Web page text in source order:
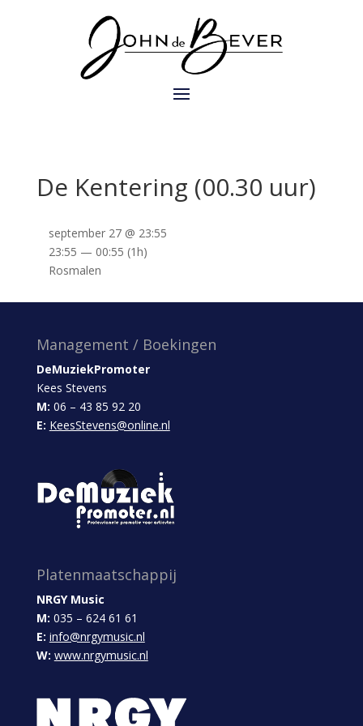
De Kentering (00.30 uur)
september 27 @ 23:55
23:55 — 00:55 (1h)
Rosmalen
Management / Boekingen
DeMuziekPromoter
Kees Stevens
M: 06 – 43 85 92 20
E: KeesStevens@online.nl
Platenmaatschappij
NRGY Music
M: 035 – 624 61 61
E: info@nrgymusic.nl
W: www.nrgymusic.nl